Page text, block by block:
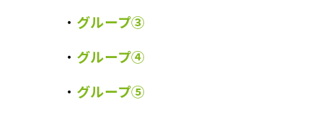
・ グループ③
・ グループ④
・ グループ⑤